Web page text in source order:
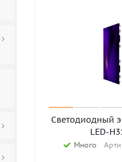
Светодиодный
LED-
Много